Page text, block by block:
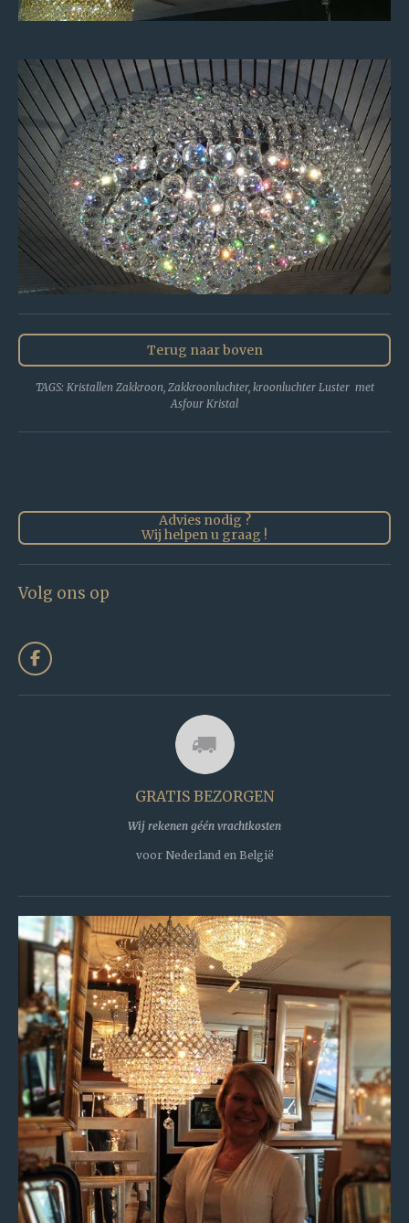
Terug naar boven
TAGS: Kristallen Zakkroon, Zakkroonluchter, kroonluchter Luster met
Asfour Kristal
Advies nodig ?
Wij helpen u graag !
Volg ons op
F
a
c
GRATIS BEZORGEN
Wij rekenen géén vrachtkosten
voor Nederland en België